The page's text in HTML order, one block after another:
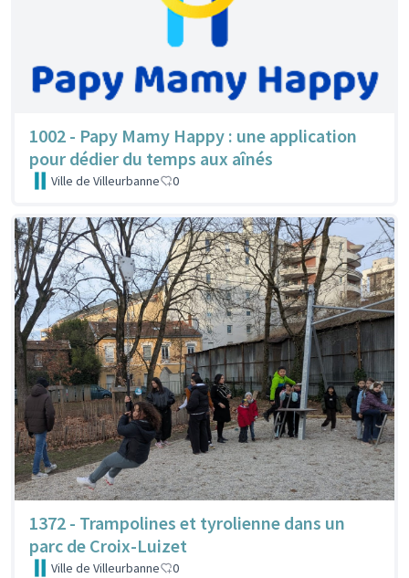
1002 - Papy Mamy Happy : une application
pour dédier du temps aux aînés
Ville de Villeurbanne 0
1372 - Trampolines et tyrolienne dans un
parc de Croix-Luizet
Ville de Villeurbanne 0